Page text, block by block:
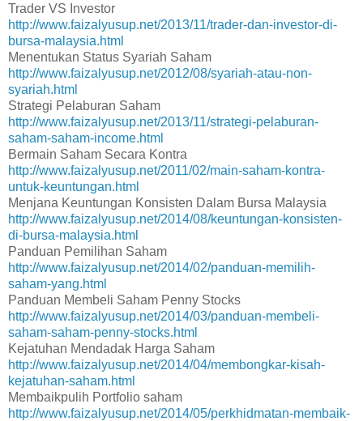
Trader VS Investor
http://www.faizalyusup.net/2013/11/trader-dan-investor-di-
bursa-malaysia.html
Menentukan Status Syariah Saham
http://www.faizalyusup.net/2012/08/syariah-atau-non-
syariah.html
Strategi Pelaburan Saham
http://www.faizalyusup.net/2013/11/strategi-pelaburan-
saham-saham-income.html
Bermain Saham Secara Kontra
http://www.faizalyusup.net/2011/02/main-saham-kontra-
untuk-keuntungan.html
Menjana Keuntungan Konsisten Dalam Bursa Malaysia
http://www.faizalyusup.net/2014/08/keuntungan-konsisten-
di-bursa-malaysia.html
Panduan Pemilihan Saham
http://www.faizalyusup.net/2014/02/panduan-memilih-
saham-yang.html
Panduan Membeli Saham Penny Stocks
http://www.faizalyusup.net/2014/03/panduan-membeli-
saham-saham-penny-stocks.html
Kejatuhan Mendadak Harga Saham
http://www.faizalyusup.net/2014/04/membongkar-kisah-
kejatuhan-saham.html
Membaikpulih Portfolio saham
http://www.faizalyusup.net/2014/05/perkhidmatan-membaik-